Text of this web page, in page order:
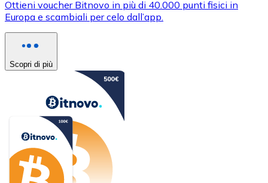
Ottieni voucher Bitnovo in più di 40.000 punti fisici in
Europa e scambiali per celo dall’app.
Scopri di più